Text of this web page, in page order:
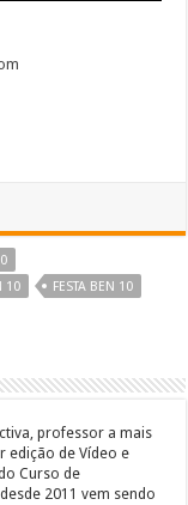
10
FESTA BEN 10
professor a mais
edição de Vídeo e
Curso de
2011 vem sendo